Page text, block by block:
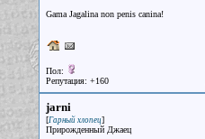
Gama Jagalina non penis canina!
Пол:
Репутация: +160
jarni
[Гарный хлопец]
Прирожденный Джаец